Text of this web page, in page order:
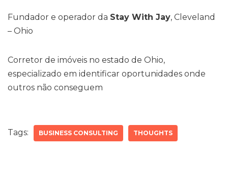
Fundador e operador da Stay With Jay, Cleveland
– Ohio
Corretor de imóveis no estado de Ohio,
especializado em identificar oportunidades onde
outros não conseguem
Tags: BUSINESS CONSULTING THOUGHTS